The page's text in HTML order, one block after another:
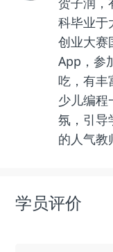
科毕业于
创业大赛
App，参
吃，有丰
少儿编程
氛，引导
的人气教
学员评价